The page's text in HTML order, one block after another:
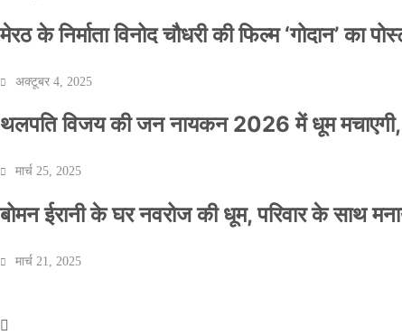
मेरठ के निर्माता विनोद चौधरी की फिल्म ‘गोदान’
अक्टूबर 4, 2025
थलपति विजय की जन नायकन 2026 में धूम
मार्च 25, 2025
बोमन ईरानी के घर नवरोज की धूम, परिवार के साथ
मार्च 21, 2025
वीकेंड कर्फ्यू ने थामी दिल्ली की रफ्तार, नाइट कर्फ्यू
Official Desk